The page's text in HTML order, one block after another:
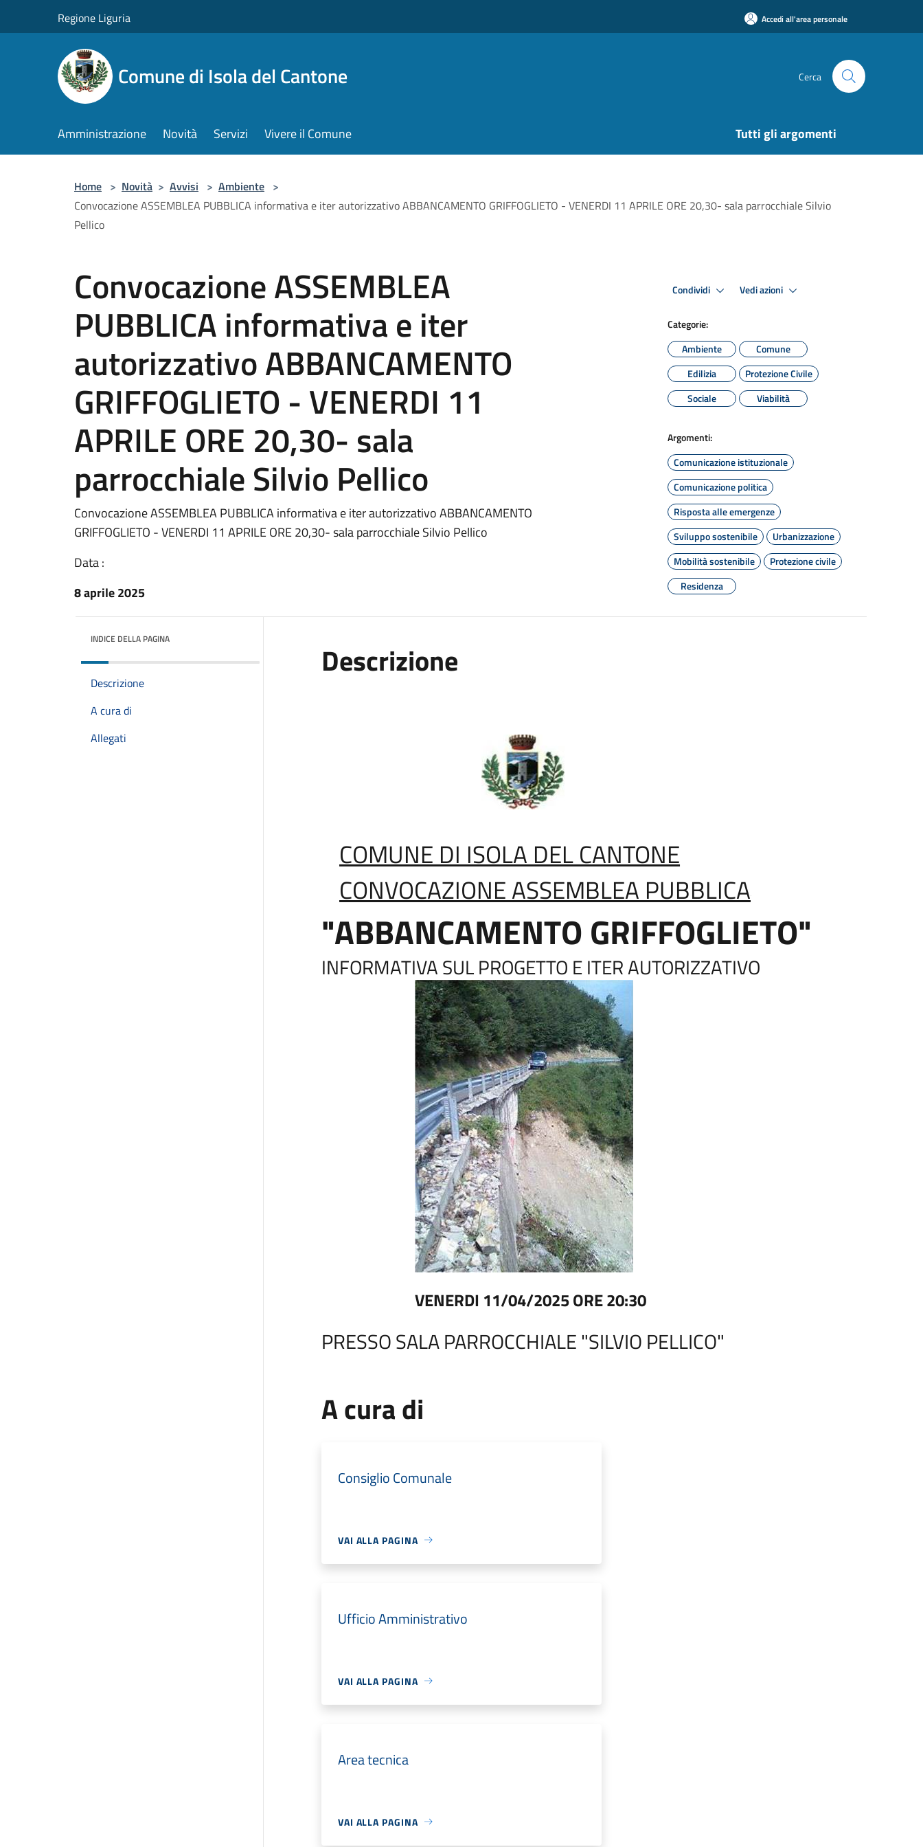
Regione Liguria Accedi all'area personale
Comune di Isola del Cantone Cerca
Amministrazione Novità Servizi Vivere il Comune Tutti gli argomenti
Home > Novità > Avvisi > Ambiente >
Convocazione ASSEMBLEA PUBBLICA informativa e iter autorizzativo ABBANCAMENTO GRIFFOGLIETO - VENERDI 11 APRILE ORE 20,30- sala parrocchiale Silvio
Pellico
Convocazione ASSEMBLEA
PUBBLICA informativa e iter
autorizzativo ABBANCAMENTO
GRIFFOGLIETO - VENERDI 11
APRILE ORE 20,30- sala
parrocchiale Silvio Pellico
Convocazione ASSEMBLEA PUBBLICA informativa e iter autorizzativo ABBANCAMENTO
GRIFFOGLIETO - VENERDI 11 APRILE ORE 20,30- sala parrocchiale Silvio Pellico
Data :
8 aprile 2025
Condividi Vedi azioni
Categorie:
Ambiente
Comune
Edilizia
Protezione Civile
Sociale
Viabilità
Argomenti:
Comunicazione istituzionale
Comunicazione politica
Risposta alle emergenze
Sviluppo sostenibile
Urbanizzazione
Mobilità sostenibile
Protezione civile
Residenza
INDICE DELLA PAGINA
Descrizione
A cura di
Allegati
Descrizione
COMUNE DI ISOLA DEL CANTONE
CONVOCAZIONE ASSEMBLEA PUBBLICA
"ABBANCAMENTO GRIFFOGLIETO"
INFORMATIVA SUL PROGETTO E ITER AUTORIZZATIVO
VENERDI 11/04/2025 ORE 20:30
PRESSO SALA PARROCCHIALE "SILVIO PELLICO"
A cura di
Consiglio Comunale
VAI ALLA PAGINA
Ufficio Amministrativo
VAI ALLA PAGINA
Area tecnica
VAI ALLA PAGINA